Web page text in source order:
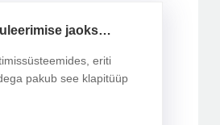
jaoks
eriti
pakub see klapitüüp